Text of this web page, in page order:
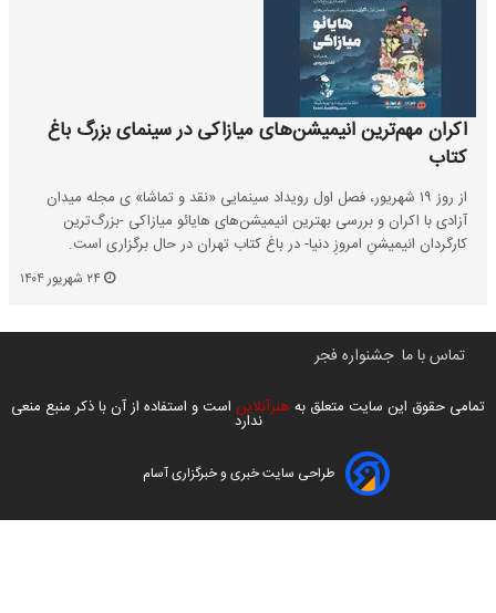
اکران مهم‌ترین انیمیشن‌های میازاکی در سینمای بزرگ باغ
کتاب
از روز ۱۹ شهریور، فصل اول رویداد سینمایی «نقد و تماشا» ی مجله میدان
آزادی با اکران و بررسی بهترین انیمیشن‌های هایائو میازاکی -بزرگ‌ترین
کارگردان انیمیشنِ امروزِ دنیا- در باغ کتاب تهران در حال برگزاری است.
تماس با ما جشنواره فجر
تمامی حقوق این سایت متعلق به هنرآنلاین است و استفاده از آن با ذکر منبع منعی
ندارد
طراحی سایت خبری و خبرگزاری آسام